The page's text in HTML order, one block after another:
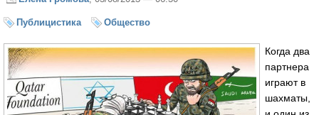
Публицистика Общество
Когда два
партнера
играют в
шахматы,